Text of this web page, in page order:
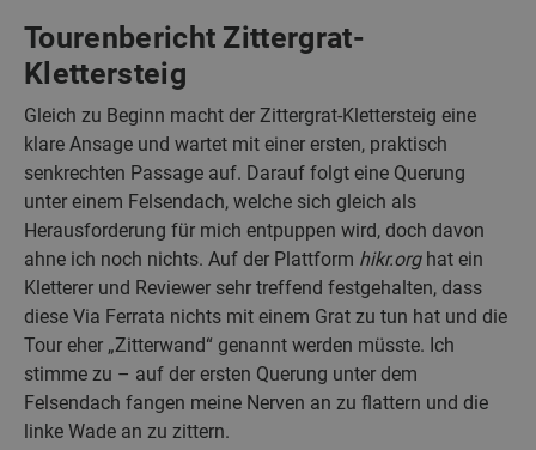
Tourenbericht Zittergrat-
Klettersteig
Gleich zu Beginn macht der Zittergrat-Klettersteig eine
klare Ansage und wartet mit einer ersten, praktisch
senkrechten Passage auf. Darauf folgt eine Querung
unter einem Felsendach, welche sich gleich als
Herausforderung für mich entpuppen wird, doch davon
ahne ich noch nichts. Auf der Plattform hikr.orghat ein
Kletterer und Reviewer sehr treffend festgehalten, dass
diese Via Ferrata nichts mit einem Grat zu tun hat und die
Tour eher „Zitterwand“ genannt werden müsste. Ich
stimme zu – auf der ersten Querung unter dem
Felsendach fangen meine Nerven an zu flattern und die
linke Wade an zu zittern.